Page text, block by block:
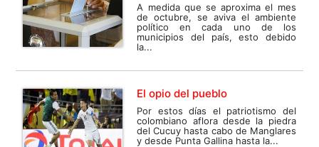
A medida que se aproxima el mes
de octubre, se aviva el ambiente
político en cada uno de los
municipios del país, esto debido
la...
El opio del pueblo
Por estos días el patriotismo del
colombiano aflora desde la piedra
del Cucuy hasta cabo de Manglares
y desde Punta Gallina hasta la...